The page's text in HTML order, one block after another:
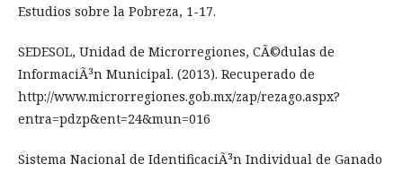
Estudios sobre la Pobreza, 1-17.
SEDESOL, Unidad de Microrregiones, CÃ©dulas de
InformaciÃ³n Municipal. (2013). Recuperado de
http://www.microrregiones.gob.mx/zap/rezago.aspx?
entra=pdzp&ent=24&mun=016
Sistema Nacional de IdentificaciÃ³n Individual de Ganado